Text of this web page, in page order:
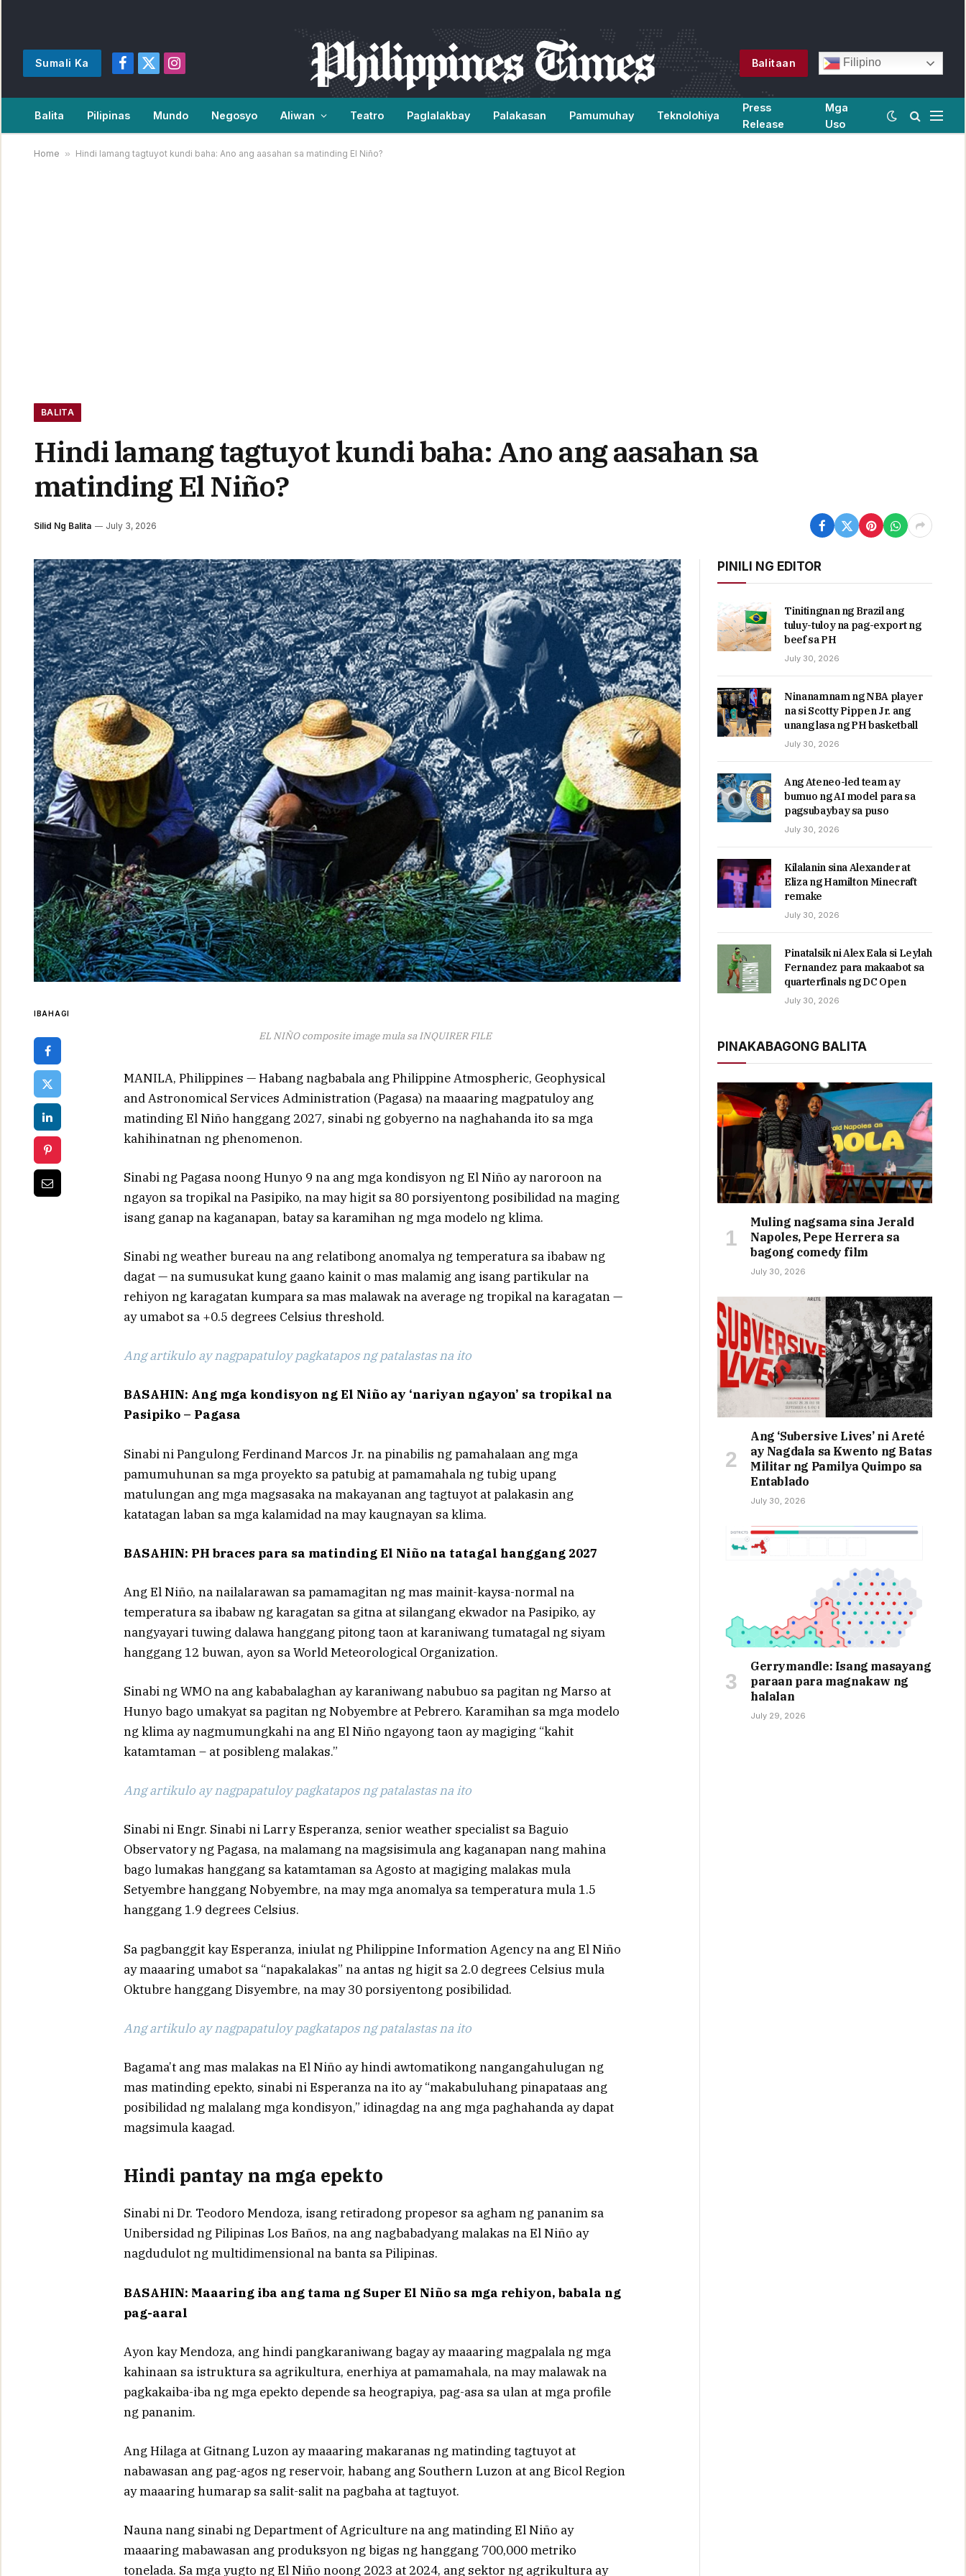
Sumali Ka
Facebook
X
Instagram
Balitaan Filipino
Balita Pilipinas Mundo Negosyo Aliwan Teatro Paglalakbay Palakasan Pamumuhay Teknolohiya
Press
Release
Mga
Uso
Home » Hindi lamang tagtuyot kundi baha: Ano ang aasahan sa matinding El Niño?
BALITA
Hindi lamang tagtuyot kundi baha: Ano ang aasahan sa
matinding El Niño?
Silid Ng Balita July 3, 2026
IBAHAGI
EL NIÑO composite image mula sa INQUIRER FILE
MANILA, Philippines — Habang nagbabala ang Philippine Atmospheric, Geophysical
and Astronomical Services Administration (Pagasa) na maaaring magpatuloy ang
matinding El Niño hanggang 2027, sinabi ng gobyerno na naghahanda ito sa mga
kahihinatnan ng phenomenon.
Sinabi ng Pagasa noong Hunyo 9 na ang mga kondisyon ng El Niño ay naroroon na
ngayon sa tropikal na Pasipiko, na may higit sa 80 porsiyentong posibilidad na maging
isang ganap na kaganapan, batay sa karamihan ng mga modelo ng klima.
Sinabi ng weather bureau na ang relatibong anomalya ng temperatura sa ibabaw ng
dagat — na sumusukat kung gaano kainit o mas malamig ang isang partikular na
rehiyon ng karagatan kumpara sa mas malawak na average ng tropikal na karagatan —
ay umabot sa +0.5 degrees Celsius threshold.
Ang artikulo ay nagpapatuloy pagkatapos ng patalastas na ito
BASAHIN: Ang mga kondisyon ng El Niño ay ‘nariyan ngayon’ sa tropikal na
Pasipiko – Pagasa
Sinabi ni Pangulong Ferdinand Marcos Jr. na pinabilis ng pamahalaan ang mga
pamumuhunan sa mga proyekto sa patubig at pamamahala ng tubig upang
matulungan ang mga magsasaka na makayanan ang tagtuyot at palakasin ang
katatagan laban sa mga kalamidad na may kaugnayan sa klima.
BASAHIN: PH braces para sa matinding El Niño na tatagal hanggang 2027
Ang El Niño, na nailalarawan sa pamamagitan ng mas mainit-kaysa-normal na
temperatura sa ibabaw ng karagatan sa gitna at silangang ekwador na Pasipiko, ay
nangyayari tuwing dalawa hanggang pitong taon at karaniwang tumatagal ng siyam
hanggang 12 buwan, ayon sa World Meteorological Organization.
Sinabi ng WMO na ang kababalaghan ay karaniwang nabubuo sa pagitan ng Marso at
Hunyo bago umakyat sa pagitan ng Nobyembre at Pebrero. Karamihan sa mga modelo
ng klima ay nagmumungkahi na ang El Niño ngayong taon ay magiging “kahit
katamtaman – at posibleng malakas.”
Ang artikulo ay nagpapatuloy pagkatapos ng patalastas na ito
Sinabi ni Engr. Sinabi ni Larry Esperanza, senior weather specialist sa Baguio
Observatory ng Pagasa, na malamang na magsisimula ang kaganapan nang mahina
bago lumakas hanggang sa katamtaman sa Agosto at magiging malakas mula
Setyembre hanggang Nobyembre, na may mga anomalya sa temperatura mula 1.5
hanggang 1.9 degrees Celsius.
Sa pagbanggit kay Esperanza, iniulat ng Philippine Information Agency na ang El Niño
ay maaaring umabot sa “napakalakas” na antas ng higit sa 2.0 degrees Celsius mula
Oktubre hanggang Disyembre, na may 30 porsiyentong posibilidad.
Ang artikulo ay nagpapatuloy pagkatapos ng patalastas na ito
Bagama’t ang mas malakas na El Niño ay hindi awtomatikong nangangahulugan ng
mas matinding epekto, sinabi ni Esperanza na ito ay “makabuluhang pinapataas ang
posibilidad ng malalang mga kondisyon,” idinagdag na ang mga paghahanda ay dapat
magsimula kaagad.
Hindi pantay na mga epekto
Sinabi ni Dr. Teodoro Mendoza, isang retiradong propesor sa agham ng pananim sa
Unibersidad ng Pilipinas Los Baños, na ang nagbabadyang malakas na El Niño ay
nagdudulot ng multidimensional na banta sa Pilipinas.
BASAHIN: Maaaring iba ang tama ng Super El Niño sa mga rehiyon, babala ng
pag-aaral
Ayon kay Mendoza, ang hindi pangkaraniwang bagay ay maaaring magpalala ng mga
kahinaan sa istruktura sa agrikultura, enerhiya at pamamahala, na may malawak na
pagkakaiba-iba ng mga epekto depende sa heograpiya, pag-asa sa ulan at mga profile
ng pananim.
Ang Hilaga at Gitnang Luzon ay maaaring makaranas ng matinding tagtuyot at
nabawasan ang pag-agos ng reservoir, habang ang Southern Luzon at ang Bicol Region
ay maaaring humarap sa salit-salit na pagbaha at tagtuyot.
Nauna nang sinabi ng Department of Agriculture na ang matinding El Niño ay
maaaring mabawasan ang produksyon ng bigas ng hanggang 700,000 metriko
tonelada. Sa mga yugto ng El Niño noong 2023 at 2024, ang sektor ng agrikultura ay
PINILI NG EDITOR
Tinitingnan ng Brazil ang
tuluy-tuloy na pag-export ng
beef sa PH
July 30, 2026
Ninanamnam ng NBA player
na si Scotty Pippen Jr. ang
unang lasa ng PH basketball
July 30, 2026
Ang Ateneo-led team ay
bumuo ng AI model para sa
pagsubaybay sa puso
July 30, 2026
Kilalanin sina Alexander at
Eliza ng Hamilton Minecraft
remake
July 30, 2026
Pinatalsik ni Alex Eala si Leylah
Fernandez para makaabot sa
quarterfinals ng DC Open
July 30, 2026
PINAKABAGONG BALITA
Muling nagsama sina Jerald
Napoles, Pepe Herrera sa
bagong comedy film
July 30, 2026
Ang ‘Subersive Lives’ ni Areté
ay Nagdala sa Kwento ng Batas
Militar ng Pamilya Quimpo sa
Entablado
July 30, 2026
Gerrymandle: Isang masayang
paraan para magnakaw ng
halalan
July 29, 2026